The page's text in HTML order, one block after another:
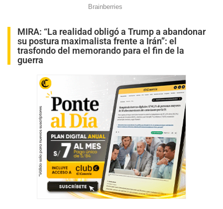
MIRA: “La realidad obligó a Trump a abandonar
su postura maximalista frente a Irán”: el
trasfondo del memorando para el fin de la
guerra